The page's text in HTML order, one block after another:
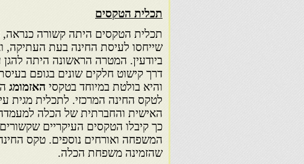
תכלית הטקסים
תכלית הטקסים היתה קשורה כנראה,
שייחסו לעיסת החינה בעת העתיקה,
דרך קישוט חלקים שונים בגופם
והיא בולטת במיוחד בטקסי האזמומג
לטקס החינה המרכזי. לתכלית מגית
האישית והחברתית של הכלה
כך קיבלו הטקסים העיקריים שקשורים
המשפחה ואורחים נוספים. טקס
שהזמינה משפחת הכלה.